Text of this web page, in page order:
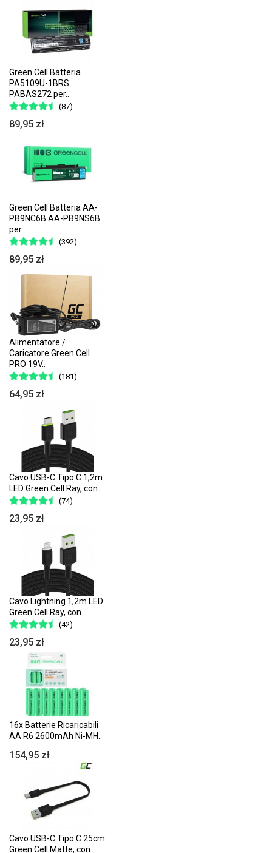
Green Cell Batteria
PA5109U-1BRS
PABAS272 per..
(87)
89,95 zł
Green Cell Batteria AA-
PB9NC6B AA-PB9NS6B
per..
(392)
89,95 zł
Alimentatore /
Caricatore Green Cell
PRO 19V..
(181)
64,95 zł
Cavo USB-C Tipo C 1,2m
LED Green Cell Ray, con..
(74)
23,95 zł
Cavo Lightning 1,2m LED
Green Cell Ray, con..
(42)
23,95 zł
16x Batterie Ricaricabili
AA R6 2600mAh Ni-MH..
154,95 zł
Cavo USB-C Tipo C 25cm
Green Cell Matte, con..